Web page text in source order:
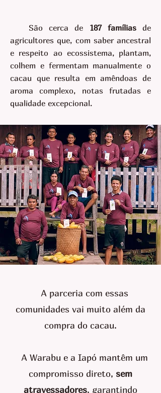
São cerca de 187 famíliasde
agricultores que, com saber ancestral
e respeito ao ecossistema, plantam,
colhem e fermentam manualmente o
cacau que resulta em amêndoas de
aroma complexo, notas frutadas e
qualidade excepcional.
A parceria com essas
comunidades vai muito além da
compra do cacau.
A Warabu e a Iapó mantêm um
compromisso direto, sem
atravessadores, garantindo